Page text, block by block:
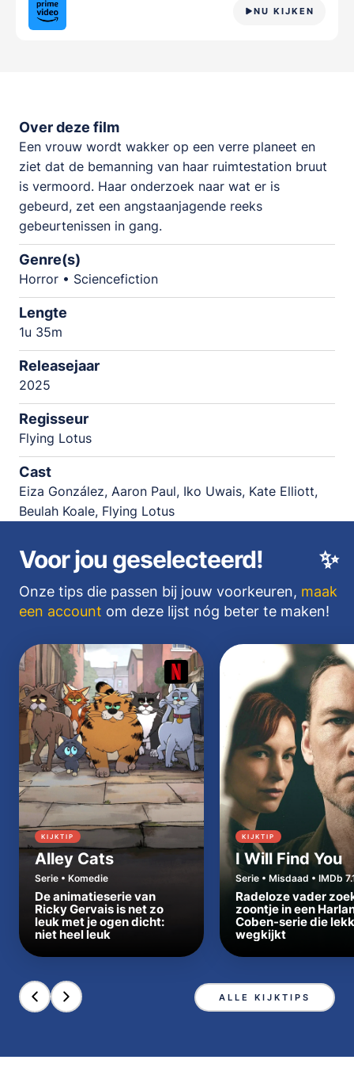
NU KIJKEN
Over deze film
Een vrouw wordt wakker op een verre planeet en
ziet dat de bemanning van haar ruimtestation bruut
is vermoord. Haar onderzoek naar wat er is
gebeurd, zet een angstaanjagende reeks
gebeurtenissen in gang.
Genre(s)
Horror • Sciencefiction
Lengte
1u 35m
Releasejaar
2025
Regisseur
Flying Lotus
Cast
Eiza González, Aaron Paul, Iko Uwais, Kate Elliott,
Beulah Koale, Flying Lotus
✨
Voor jou geselecteerd!
Onze tips die passen bij jouw voorkeuren, maak
een account om deze lijst nóg beter te maken!
KIJKTIP
Alley Cats
Serie • Komedie
De animatieserie van
Ricky Gervais is net zo
leuk met je ogen dicht:
niet heel leuk
KIJKTIP
I Will Find You
Serie • Misdaad • IMDb
Radeloze vader
zoontje in een
Coben-serie die
wegkijkt
ALLE KIJKTIPS